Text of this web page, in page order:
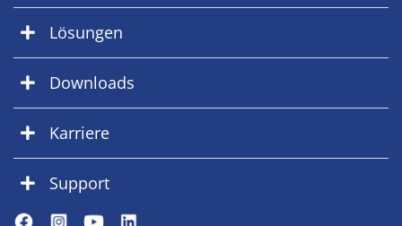
Lösungen
Downloads
Karriere
Support